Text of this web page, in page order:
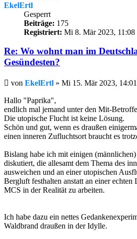
EkelErtl
Gesperrt
Beiträge: 175
Registriert: Mi 8. Mär 2023, 11:08
Re: Wo wohnt man im
Gesündesten?
Beitrag
von EkelErtl » Mi 15. Mär 2023, 14:01
Hallo "Paprika",
endlich mal jemand unter den Mit-
Die utopische Flucht ist keine Lösung.
Schön und gut, wenn es draußen
einen inneren Zufluchtsort braucht es
Bislang habe ich mit einigen
diskutiert, die allesamt dem Thema des
ausweichen und an einer utopischen
Bergluft festhalten anstatt an einer
MCS in der Realität zu arbeiten.
Ich habe dazu ein nettes
Waldbrand draußen in der Idylle.